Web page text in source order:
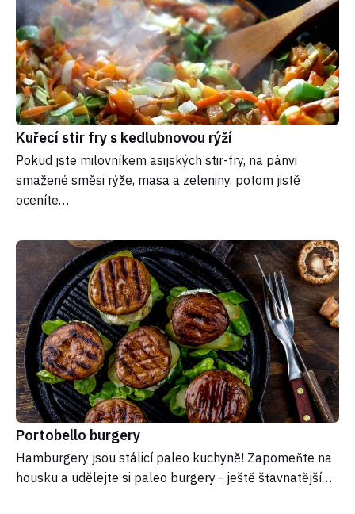
Kuřecí stir fry s kedlubnovou rýží
Pokud jste milovníkem asijských stir-fry, na pánvi
smažené směsi rýže, masa a zeleniny, potom jistě
oceníte…
Portobello burgery
Hamburgery jsou stálicí paleo kuchyně! Zapomeňte na
housku a udělejte si paleo burgery - ještě šťavnatější…